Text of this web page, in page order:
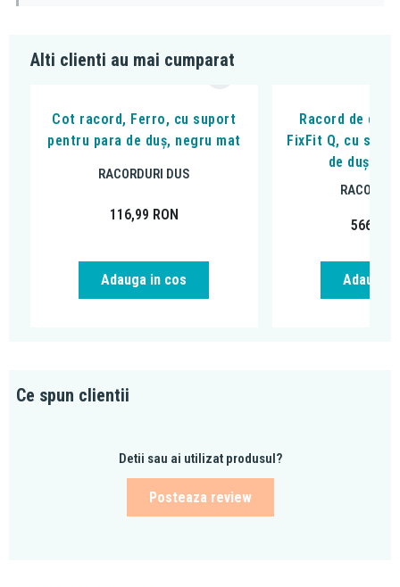
Alti clienti au mai cumparat
Cot racord, Ferro, cu suport
pentru para de duș, negru mat
RACORDURI DUS
116,99 RON
Adauga in cos
Racord de duș,
FixFit Q, cu
de duș,
566,97
Adauga
Ce spun clientii
Detii sau ai utilizat produsul?
Posteaza review